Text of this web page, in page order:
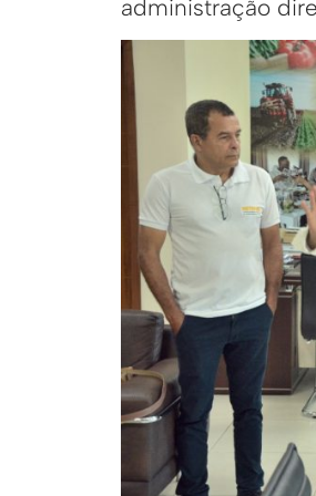
administração